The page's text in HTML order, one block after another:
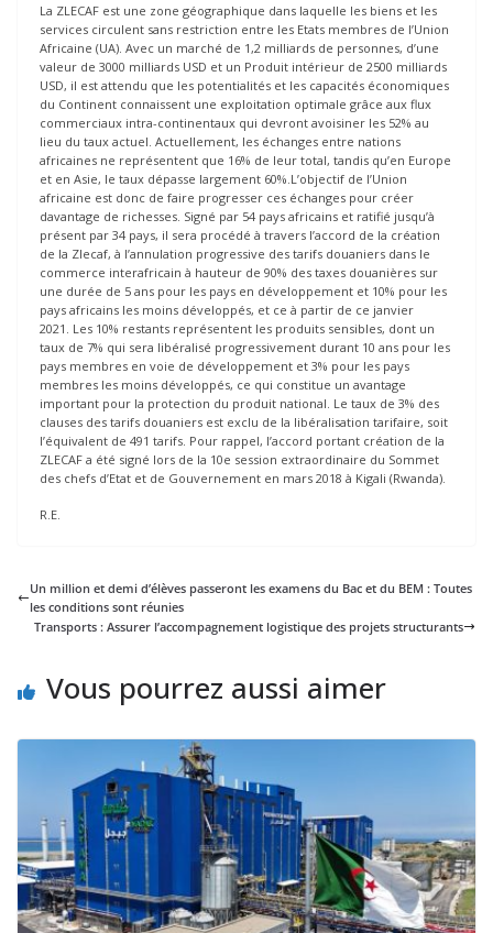
La ZLECAF est une zone géographique dans laquelle les biens et les
services circulent sans restriction entre les Etats membres de l’Union
Africaine (UA). Avec un marché de 1,2 milliards de personnes, d’une
valeur de 3000 milliards USD et un Produit intérieur de 2500 milliards
USD, il est attendu que les potentialités et les capacités économiques
du Continent connaissent une exploitation optimale grâce aux flux
commerciaux intra-continentaux qui devront avoisiner les 52% au
lieu du taux actuel. Actuellement, les échanges entre nations
africaines ne représentent que 16% de leur total, tandis qu’en Europe
et en Asie, le taux dépasse largement 60%.L’objectif de l’Union
africaine est donc de faire progresser ces échanges pour créer
davantage de richesses. Signé par 54 pays africains et ratifié jusqu’à
présent par 34 pays, il sera procédé à travers l’accord de la création
de la Zlecaf, à l’annulation progressive des tarifs douaniers dans le
commerce interafricain à hauteur de 90% des taxes douanières sur
une durée de 5 ans pour les pays en développement et 10% pour les
pays africains les moins développés, et ce à partir de ce janvier
2021. Les 10% restants représentent les produits sensibles, dont un
taux de 7% qui sera libéralisé progressivement durant 10 ans pour les
pays membres en voie de développement et 3% pour les pays
membres les moins développés, ce qui constitue un avantage
important pour la protection du produit national. Le taux de 3% des
clauses des tarifs douaniers est exclu de la libéralisation tarifaire, soit
l’équivalent de 491 tarifs. Pour rappel, l’accord portant création de la
ZLECAF a été signé lors de la 10e session extraordinaire du Sommet
des chefs d’Etat et de Gouvernement en mars 2018 à Kigali (Rwanda).
R.E.
Un million et demi d’élèves passeront les examens du Bac et du BEM : Toutes
les conditions sont réunies
Transports : Assurer l’accompagnement logistique des projets structurants
Vous pourrez aussi aimer